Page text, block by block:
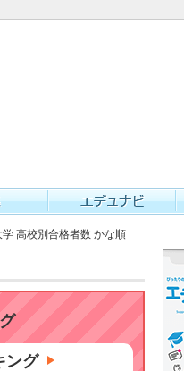
高校別合格者数 かな順
ング